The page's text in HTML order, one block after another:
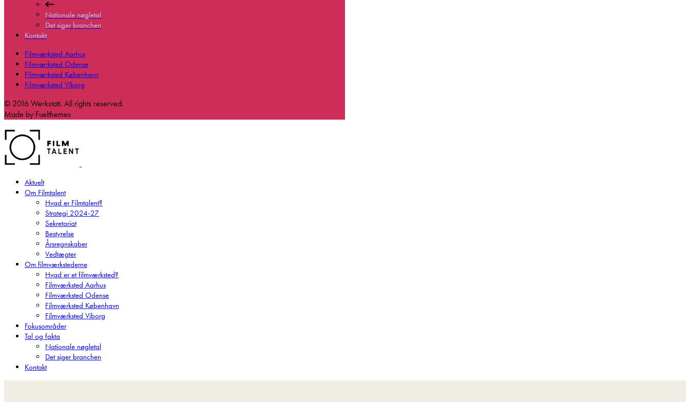
Nationale nøgletal
Det siger branchen
Kontakt
Filmværksted Aarhus
Filmværksted Odense
Filmværksted København
Filmværksted Viborg
© 2016 Werkstatt. All rights reserved.
Made by Fuelthemes
Aktuelt
Om Filmtalent
Hvad er Filmtalent?
Strategi 2024-27
Sekretariat
Bestyrelse
Årsregnskaber
Vedtægter
Om filmværkstederne
Hvad er et filmværksted?
Filmværksted Aarhus
Filmværksted Odense
Filmværksted København
Filmværksted Viborg
Fokusområder
Tal og fakta
Nationale nøgletal
Det siger branchen
Kontakt